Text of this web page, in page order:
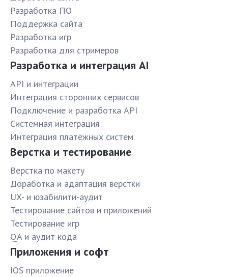
Разработка ПО
Поддержка сайта
Разработка игр
Разработка для стримеров
Разработка и интеграция AI
API и интеграции
Интеграция сторонних сервисов
Подключение и разработка API
Системная интеграция
Интеграция платёжных систем
Верстка и тестирование
Верстка по макету
Доработка и адаптация верстки
UX- и юзабилити-аудит
Тестирование сайтов и приложений
Тестирование игр
QA и аудит кода
Приложения и софт
IOS приложение